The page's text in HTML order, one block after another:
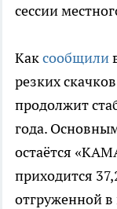
сессии
Каксообщили
резких
продолжит
года.
остаётся
приходится
отгруженной